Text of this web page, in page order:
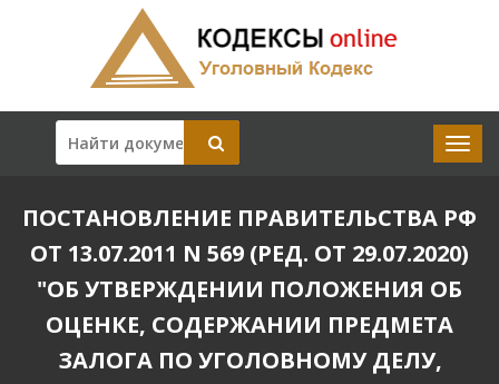
ПОСТАНОВЛЕНИЕ ПРАВИТЕЛЬСТВА РФ
ОТ 13.07.2011 N 569 (РЕД. ОТ 29.07.2020)
"ОБ УТВЕРЖДЕНИИ ПОЛОЖЕНИЯ ОБ
ОЦЕНКЕ, СОДЕРЖАНИИ ПРЕДМЕТА
ЗАЛОГА ПО УГОЛОВНОМУ ДЕЛУ,